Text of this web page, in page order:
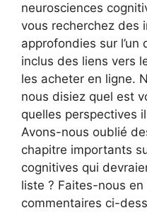
neurosciences
vous recherchez des
approfondies sur
inclus des liens vers
les acheter en ligne.
nous disiez quel est
quelles perspectives
Avons-nous oublié
chapitre importants
cognitives qui
liste ? Faites-nous
commentaires ci-